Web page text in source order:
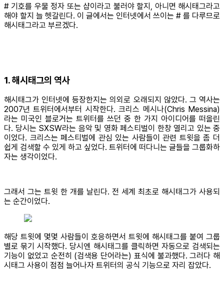
# 기호를 우물 정자 또는 샵이라고 불러야 할지, 아니면 해시태그라고
해야 할지 늘 헷갈린다. 이 글에서는 인터넷에서 쓰이는 # 를 다루므로
해시태그라고 부르겠다.
1. 해시태그의 역사
해시태그가 인터넷에 등장한지는 의외로 오래되지 않았다. 그 역사는
2007년 트위터에서부터 시작한다. 크리스 메시나(Chris Messina)
라는 미국인 블로거는 트위터를 쓰던 중 한 가지 아이디어를 떠올린
다. 당시는 SXSW라는 음악 및 영화 페스티벌이 한창 열리고 있는 중
이었다. 크리스는 페스티벌에 관심 있는 사람들이 관련 트윗을 좀 더
쉽게 검색할 수 있게 하고 싶었다. 트위터에 떠다니는 글들을 그룹화하
자는 생각이었다.
그래서 그는 트윗 한 개를 날린다. 전 세계 최초로 해시태그가 사용되
는 순간이었다.
해당 트윗에 몇몇 사람들이 호응하면서 트윗에 해시태그를 붙여 그룹
별로 묶기 시작했다. 당시엔 해시태그를 클릭하면 자동으로 검색되는
기능이 없었고 순전히 (검색용 단어라는) 표식에 불과했다. 그러다 해
시태그 사용이 점점 늘어나자 트위터의 공식 기능으로 자리 잡았다.